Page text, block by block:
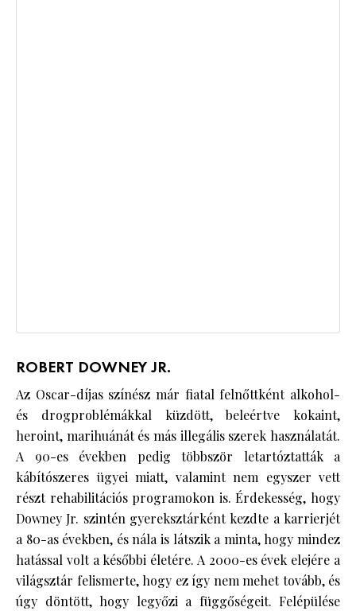
ROBERT DOWNEY JR.
Az Oscar-díjas színész már fiatal felnőttként alkohol-
és drogproblémákkal küzdött, beleértve kokaint,
heroint, marihuánát és más illegális szerek használatát.
A 90-es években pedig többször letartóztatták a
kábítószeres ügyei miatt, valamint nem egyszer vett
részt rehabilitációs programokon is. Érdekesség, hogy
Downey Jr. szintén gyereksztárként kezdte a karrierjét
a 80-as években, és nála is látszik a minta, hogy mindez
hatással volt a későbbi életére. A 2000-es évek elejére a
világsztár felismerte, hogy ez így nem mehet tovább, és
úgy döntött, hogy legyőzi a függőségeit. Felépülése